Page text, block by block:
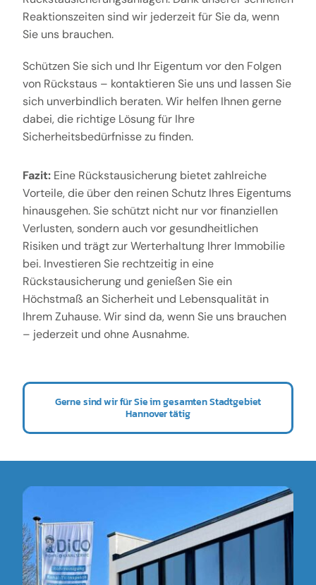
Reaktionszeiten sind wir jederzeit für Sie da, wenn
Sie uns brauchen.
Schützen Sie sich und Ihr Eigentum vor den Folgen
von Rückstaus – kontaktieren Sie uns und lassen Sie
sich unverbindlich beraten. Wir helfen Ihnen gerne
dabei, die richtige Lösung für Ihre
Sicherheitsbedürfnisse zu finden.
Fazit:Eine Rückstausicherung bietet zahlreiche
Vorteile, die über den reinen Schutz Ihres Eigentums
hinausgehen. Sie schützt nicht nur vor finanziellen
Verlusten, sondern auch vor gesundheitlichen
Risiken und trägt zur Werterhaltung Ihrer Immobilie
bei. Investieren Sie rechtzeitig in eine
Rückstausicherung und genießen Sie ein
Höchstmaß an Sicherheit und Lebensqualität in
Ihrem Zuhause. Wir sind da, wenn Sie uns brauchen
– jederzeit und ohne Ausnahme.
Gerne sind wir für Sie im gesamten Stadtgebiet
Hannover tätig